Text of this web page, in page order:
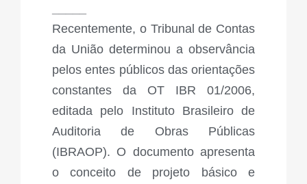
Recentemente, o Tribunal de Contas
da União determinou a observância
pelos entes públicos das orientações
constantes da OT IBR 01/2006,
editada pelo Instituto Brasileiro de
Auditoria de Obras Públicas
(IBRAOP). O documento apresenta
o conceito de projeto básico e